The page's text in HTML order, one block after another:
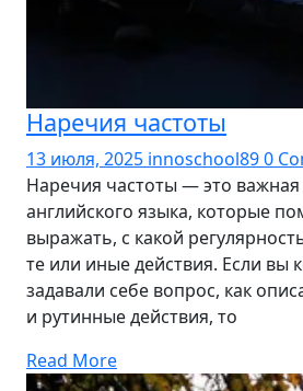
Наречия частоты
13 июля, 2025 innoschool890
Наречия частоты — это важная
английского языка, которые
выражать, с какой
те или иные действия. Если вы
задавали себе вопрос, как
и рутинные действия, то
Read More